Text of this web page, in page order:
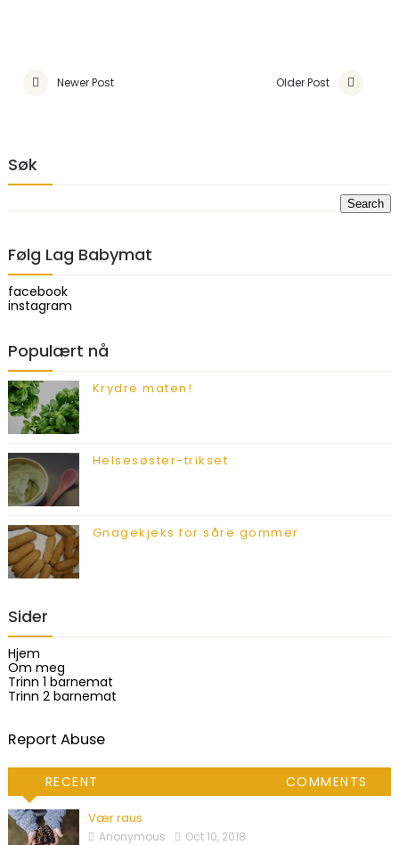
Newer Post Older Post
Søk
Følg Lag Babymat
facebook
instagram
Populært nå
Krydre maten!
Helsesøster-trikset
Gnagekjeks for såre gommer
Sider
Hjem
Om meg
Trinn 1 barnemat
Trinn 2 barnemat
Report Abuse
RECENT COMMENTS
Vær raus
Anonymous Oct 10, 2018